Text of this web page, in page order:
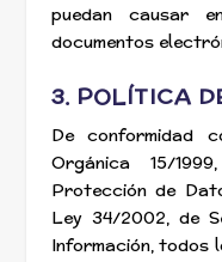
puedan causar
documentos
3. POLÍTICA
De conformidad
Orgánica 15/
Protección de
Ley 34/2002, de
Información, todos